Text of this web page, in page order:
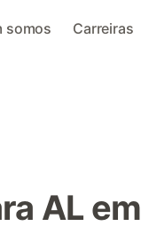
somos Carreiras
AL